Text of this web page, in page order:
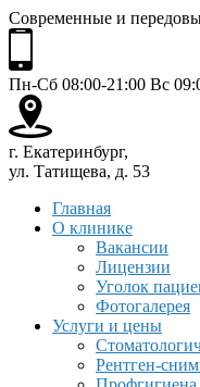
Современные и
Пн-Сб 08:00-21:00 Вс
г. Екатеринбург,
ул. Татищева, д. 53
Главная
О клинике
Вакансии
Лицензии
Уголок
Фотогалерея
Услуги и цены
Рентген-